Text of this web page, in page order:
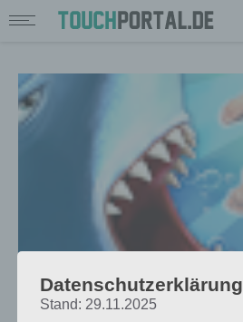
TIPPS & TRICKS
Datenschutzerklärung
Stand: 29.11.2025